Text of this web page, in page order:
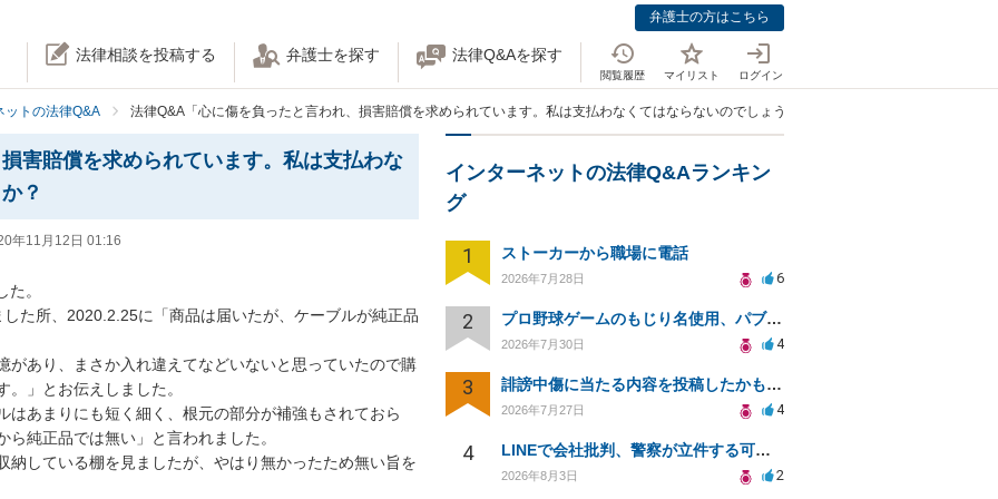
弁護士の方はこちら
法律相談を投稿する 弁護士を探す 法律Q&Aを探す
閲覧履歴 マイリスト ログイン
ットの法律Q&A 法律Q&A「心に傷を負ったと言われ、損害賠償を求められています。私は支払わなくてはならないのでしょうか？」
害賠償を求められています。私は支払わな
？
年11月12日 01:16
。
た所、2020.2.25に「商品は届いたが、ケーブルが純正品
があり、まさか入れ違えてなどいないと思っていたので購
」とお伝えしました。
はあまりにも短く細く、根元の部分が補強もされておら
純正品では無い」と言われました。
納している棚を見ましたが、やはり無かったため無い旨を
インターネットの法律Q&Aランキン
グ
1 ストーカーから職場に電話
2026年7月28日 6
2 プロ野球ゲームのもじり名使用、パブリシティ権の影響は？
2026年7月30日 4
3 誹謗中傷に当たる内容を投稿したかもしれない。開示請求や民事刑事裁判に発展しうるのか教えて欲しい。
2026年7月27日 4
4 LINEで会社批判、警察が立件する可能性は？
2026年8月3日 2